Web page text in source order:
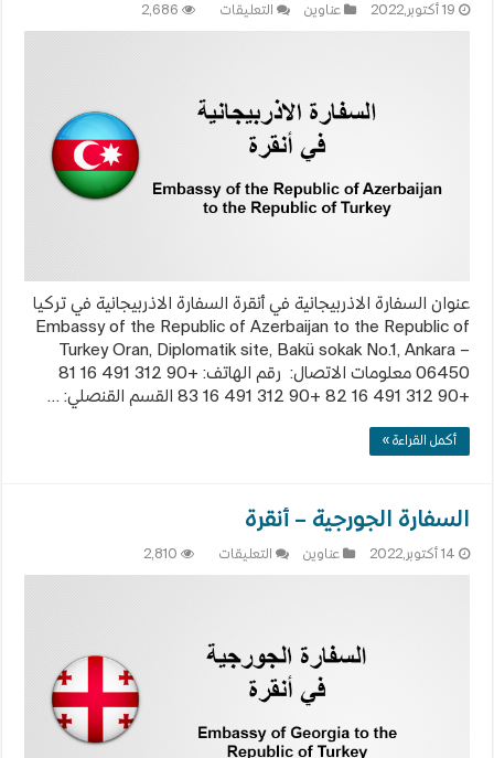
19 أكتوبر,2022 عناوين التعليقات
مغلقة
2,686
عنوان السفارة الاذربيجانية في أنقرة السفارة الاذربيجانية في تركيا
Embassy of the Republic of Azerbaijan to the Republic of
Turkey Oran, Diplomatik site, Bakü sokak No.1, Ankara –
06450 معلومات الاتصال: رقم الهاتف: +90 312 491 16 81
+90 312 491 16 82 +90 312 491 16 83 القسم القنصلي: …
أكمل القراءة »
السفارة الجورجية – أنقرة
14 أكتوبر,2022 عناوين التعليقات
مغلقة
2,810